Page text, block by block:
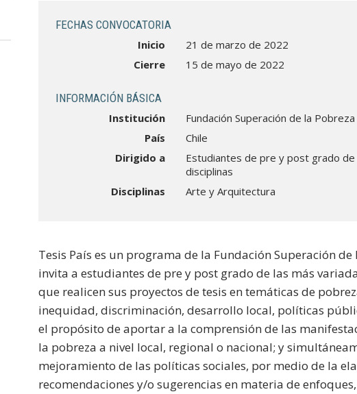
FECHAS CONVOCATORIA
Inicio
21 de marzo de 2022
Cierre
15 de mayo de 2022
INFORMACIÓN BÁSICA
Institución
Fundación Superación de la Pobreza
País
Chile
Dirigido a
Estudiantes de pre y post grado de
disciplinas
Disciplinas
Arte y Arquitectura
Tesis País es un programa de la Fundación Superación de
invita a estudiantes de pre y post grado de las más
que realicen sus proyectos de tesis en temáticas de
inequidad, discriminación, desarrollo local, políticas
el propósito de aportar a la comprensión de las
la pobreza a nivel local, regional o nacional; y
mejoramiento de las políticas sociales, por medio de la
recomendaciones y/o sugerencias en materia de